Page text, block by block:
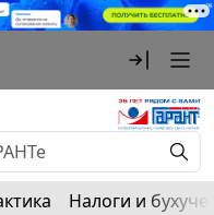
Налоги и